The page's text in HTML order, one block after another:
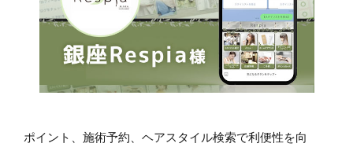
ポイント、施術予約、ヘアスタイル検索で利便性を向